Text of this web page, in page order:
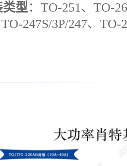
类型：TO-251、TO-
247S/3P/247、